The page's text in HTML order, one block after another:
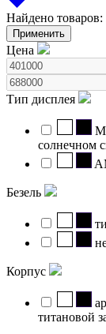
Найдено товаров:
Применить
Цена
Тип дисплея
солнечном
Безель
Корпус
титановой